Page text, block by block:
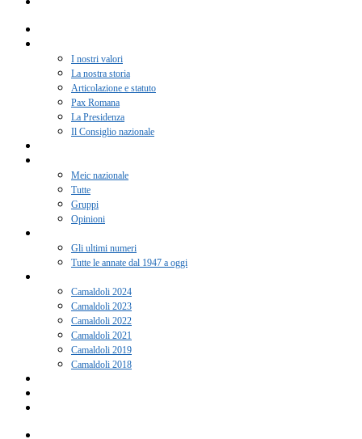
I nostri valori
La nostra storia
Articolazione e statuto
Pax Romana
La Presidenza
Il Consiglio nazionale
Meic nazionale
Tutte
Gruppi
Opinioni
Gli ultimi numeri
Tutte le annate dal 1947 a oggi
Camaldoli 2024
Camaldoli 2023
Camaldoli 2022
Camaldoli 2021
Camaldoli 2019
Camaldoli 2018